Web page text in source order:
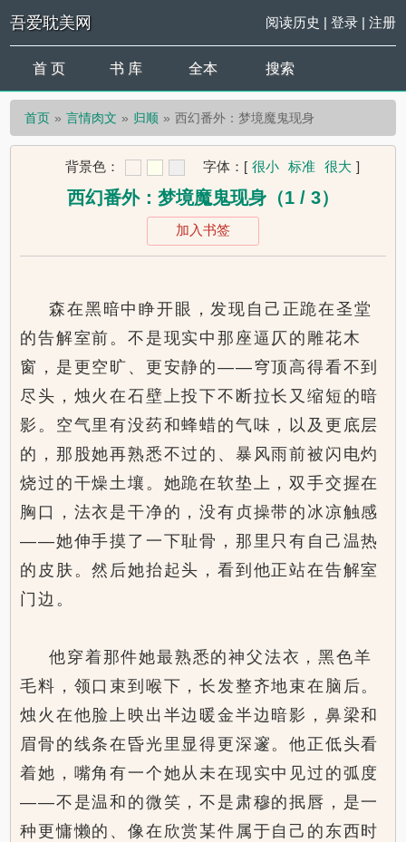
吾爱耽美网 阅读历史 | 登录| 注册
首 页 书 库 全本 搜索
首页 言情肉文 归顺 西幻番外：梦境魔鬼现身
背景色： 字体： [ 很小 标准 很大 ]
西幻番外：梦境魔鬼现身（1 / 3）
加入书签
森在黑暗中睁开眼，发现自己正跪在圣堂
的告解室前。不是现实中那座逼仄的雕花木
窗，是更空旷、更安静的——穹顶高得看不到
尽头，烛火在石壁上投下不断拉长又缩短的暗
影。空气里有没药和蜂蜡的气味，以及更底层
的，那股她再熟悉不过的、暴风雨前被闪电灼
烧过的干燥土壤。她跪在软垫上，双手交握在
胸口，法衣是干净的，没有贞操带的冰凉触感
——她伸手摸了一下耻骨，那里只有自己温热
的皮肤。然后她抬起头，看到他正站在告解室
门边。
他穿着那件她最熟悉的神父法衣，黑色羊
毛料，领口束到喉下，长发整齐地束在脑后。
烛火在他脸上映出半边暖金半边暗影，鼻梁和
眉骨的线条在昏光里显得更深邃。他正低头看
着她，嘴角有一个她从未在现实中见过的弧度
——不是温和的微笑，不是肃穆的抿唇，是一
种更慵懒的、像在欣赏某件属于自己的东西时